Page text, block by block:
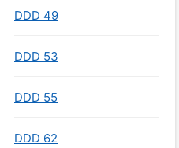
DDD 49
DDD 53
DDD 55
DDD 62